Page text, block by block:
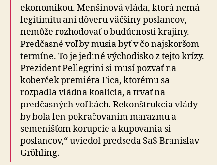
ekonomikou. Menšinová vláda, ktorá nemá
le­gi­ti­mi­tu ani dôveru väčšiny poslancov,
nemôže rozhodovať o budúcnosti krajiny.
Predčasné voľby musia byť v čo najskoršom
termíne. To je jediné východisko z tejto krízy.
Prezident Pellegrini si musí pozvať na
koberček premiéra Fica, ktorému sa
rozpadla vládna koalícia, a trvať na
predčasných voľbách. Rekonštrukcia vlády
by bola len pokračovaním marazmu a
semenišťom ko­rup­cie a kupovania si
poslancov,“ uviedol predseda SaS Branislav
Gröhling.